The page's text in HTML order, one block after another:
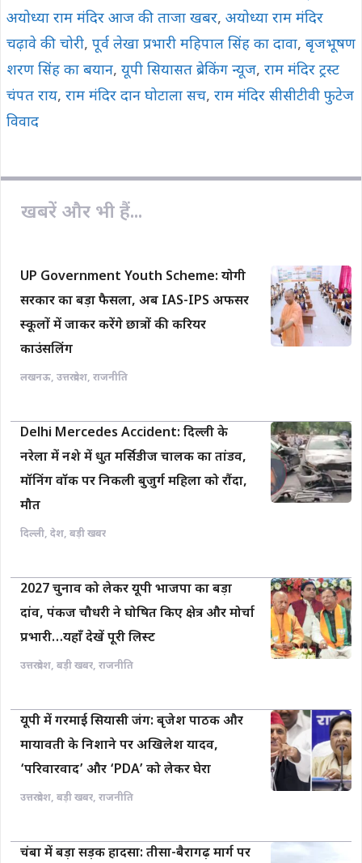
अयोध्या राम मंदिर आज की ताजा खबर, अयोध्या राम मंदिर
चढ़ावे की चोरी, पूर्व लेखा प्रभारी महिपाल सिंह का दावा, बृजभूषण
शरण सिंह का बयान, यूपी सियासत ब्रेकिंग न्यूज, राम मंदिर ट्रस्ट
चंपत राय, राम मंदिर दान घोटाला सच, राम मंदिर सीसीटीवी फुटेज
विवाद
खबरें और भी हैं...
UP Government Youth Scheme: योगी
सरकार का बड़ा फैसला, अब IAS-IPS अफसर
स्कूलों में जाकर करेंगे छात्रों की करियर
काउंसलिंग
लखनऊ, उत्तरप्रदेश, राजनीति
Delhi Mercedes Accident: दिल्ली के
नरेला में नशे में धुत मर्सिडीज चालक का तांडव,
मॉनिंग वॉक पर निकली बुजुर्ग महिला को रौंदा,
मौत
दिल्ली, देश, बड़ी खबर
2027 चुनाव को लेकर यूपी भाजपा का बड़ा
दांव, पंकज चौधरी ने घोषित किए क्षेत्र और मोर्चा
प्रभारी…यहाँ देखें पूरी लिस्ट
उत्तरप्रदेश, बड़ी खबर, राजनीति
यूपी में गरमाई सियासी जंग: बृजेश पाठक और
मायावती के निशाने पर अखिलेश यादव,
‘परिवारवाद’ और ‘PDA’ को लेकर घेरा
उत्तरप्रदेश, बड़ी खबर, राजनीति
चंबा में बड़ा सड़क हादसा: तीसा-बैरागढ़ मार्ग पर